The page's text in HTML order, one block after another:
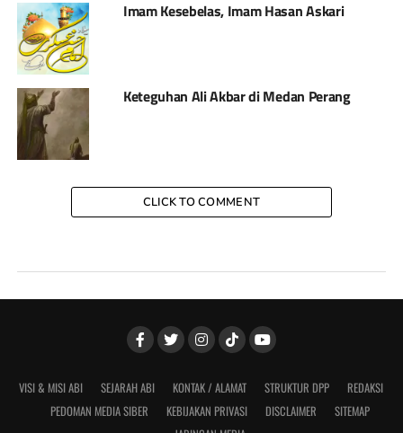
Imam Kesebelas, Imam Hasan Askari
Keteguhan Ali Akbar di Medan Perang
CLICK TO COMMENT
VISI & MISI ABI SEJARAH ABI KONTAK / ALAMAT STRUKTUR DPP
REDAKSI
PEDOMAN MEDIA SIBER
KEBIJAKAN PRIVASI DISCLAIMER
SITEMAP